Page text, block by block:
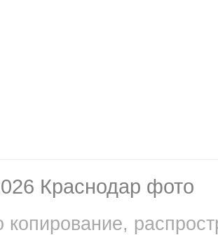
Краснодар фото